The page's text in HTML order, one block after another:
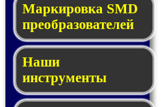
Мар­ки­ров­ка SMD
пре­об­ра­зо­ва­те­лей
Наши
инструменты